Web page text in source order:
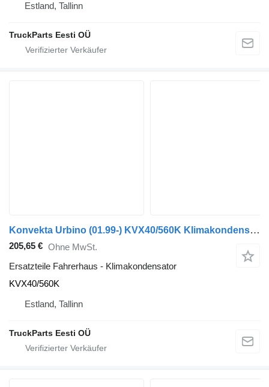
Estland, Tallinn
TruckParts Eesti OÜ
Konvekta Urbino (01.99-) KVX40/560K Klimakondensator für Solaris Urbino, Alpino, Vacanza (1999-) Bus
205,65 € Ohne MwSt.
Ersatzteile Fahrerhaus - Klimakondensator
KVX40/560K
Estland, Tallinn
TruckParts Eesti OÜ